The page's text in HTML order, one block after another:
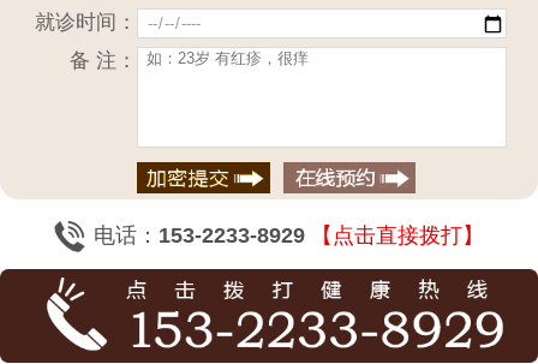
就诊时间：
备 注：
电话： 153-2233-8929 【点击直接拨打】